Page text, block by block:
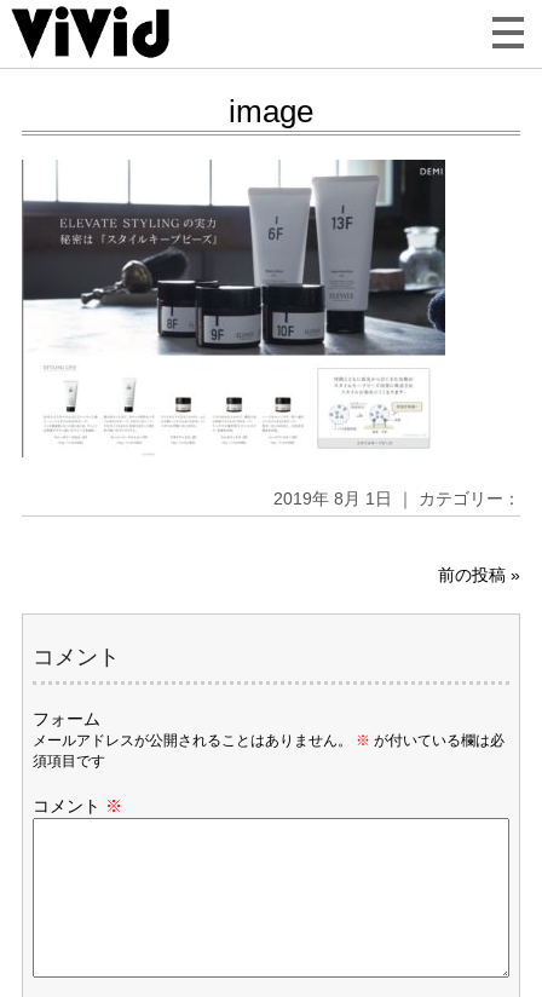
image
2019年 8月 1日 ｜ カテゴリー：
前の投稿 »
コメント
フォーム
メールアドレスが公開されることはありません。 ※ が付いている欄は必
須項目です
コメント ※